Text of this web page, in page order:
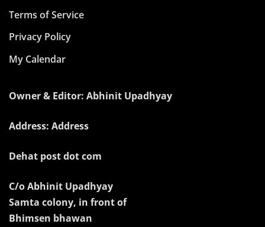
Terms of Service
Privacy Policy
My Calendar
Owner & Editor: Abhinit Upadhyay
Address: Address
Dehat post dot com
C/o Abhinit Upadhyay
Samta colony, in front of
Bhimsen bhawan